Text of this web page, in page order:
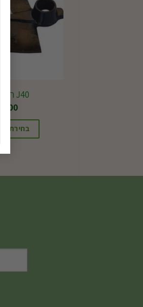
J40 ראש מעדר
31.00
בחירת